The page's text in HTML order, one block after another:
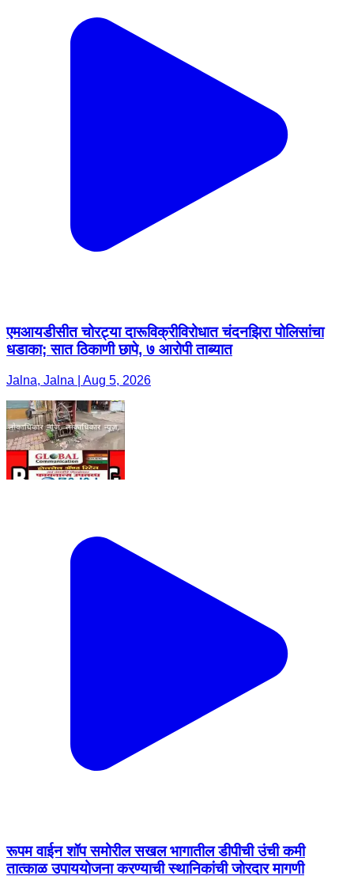
एमआयडीसीत चोरट्या दारूविक्रीविरोधात चंदनझिरा पोलिसांचा
धडाका; सात ठिकाणी छापे, ७ आरोपी ताब्यात
Jalna, Jalna | Aug 5, 2026
रूपम वाईन शॉप समोरील सखल भागातील डीपीची उंची कमी
तात्काळ उपाययोजना करण्याची स्थानिकांची जोरदार मागणी